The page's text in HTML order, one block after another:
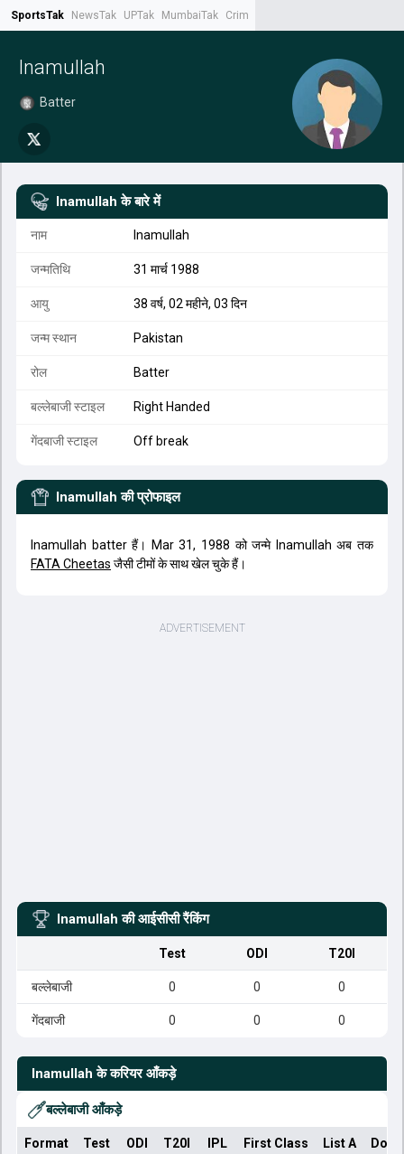
SportsTak NewsTak UPTak MumbaiTak CrimeTak
Inamullah
Batter
Inamullah के बारे में
नाम Inamullah
जन्मतिथि 31 मार्च 1988
आयु 38 वर्ष, 02 महीने, 03 दिन
जन्म स्थान Pakistan
रोल Batter
बल्लेबाजी स्टाइल Right Handed
गेंदबाजी स्टाइल Off break
Inamullah की प्रोफाइल
Inamullah batter हैं। Mar 31, 1988 को जन्मे Inamullah अब तक
FATA Cheetas जैसी टीमों के साथ खेल चुके हैं।
Inamullah की आईसीसी रैंकिंग
Test ODI T20I
बल्लेबाजी 0 0 0
गेंदबाजी 0 0 0
Inamullah के करियर आँकड़े
बल्लेबाजी आँकड़े
Format Test ODI T20I IPL First Class List A